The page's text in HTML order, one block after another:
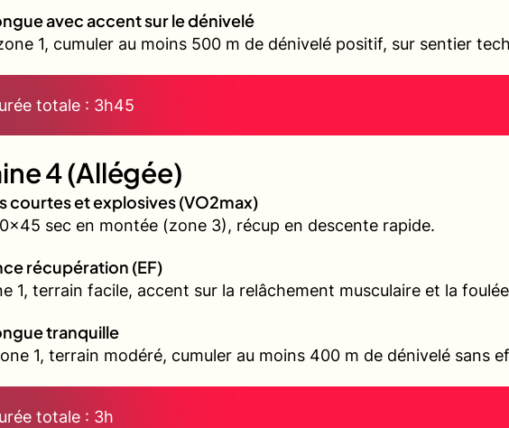
avec accent sur le dénivelé
1, cumuler au moins 500 m de dénivelé positif, sur sentier
totale : 3h45
4 (Allégée)
courtes et explosives (VO2max)
sec en montée (zone 3), récup en descente rapide.
récupération (EF)
1, terrain facile, accent sur la relâchement musculaire et la
tranquille
1, terrain modéré, cumuler au moins 400 m de dénivelé sans
totale : 3h